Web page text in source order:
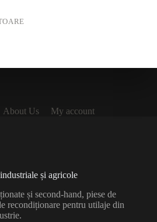
About Us
My account
și agricole
și second-hand, piese de
recondiționare pentru utilaje din